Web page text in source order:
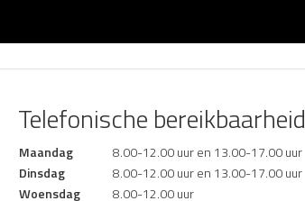
Telefonische bereikbaarheid
Maandag
8.00-12.00 uur en 13.00-17.00 uur
Dinsdag
8.00-12.00 uur en 13.00-17.00 uur
Woensdag
8.00-12.00 uur